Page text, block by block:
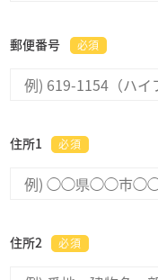
郵便番号 必須
住所1 必須
住所2 必須